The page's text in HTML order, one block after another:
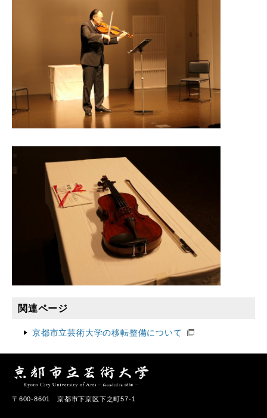
関連ページ
京都市立芸術大学の移転整備について
〒600-8601 京都市下京区下之町57-1